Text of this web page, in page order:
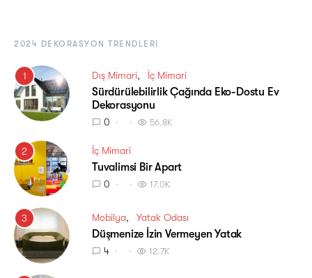
2024 DEKORASYON TRENDLERI
1 Dış Mimari İç Mimari
Sürdürülebilirlik Çağında Eko-Dostu Ev
Dekorasyonu
0 56.8K
2 İç Mimari
Tuvalimsi Bir Apart
0 17.0K
3 Mobilya Yatak Odası
Düşmenize İzin Vermeyen Yatak
4 12.7K